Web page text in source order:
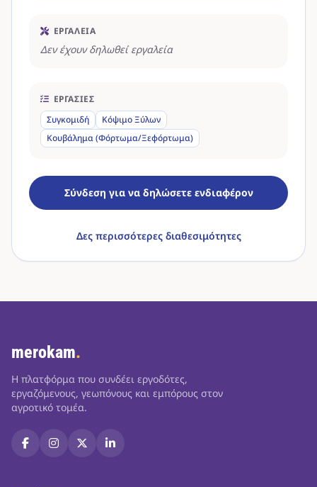
ΕΡΓΑΛΕΊΑ
Δεν έχουν δηλωθεί εργαλεία
ΕΡΓΑΣΊΕΣ
Συγκομιδή
Κόψιμο Ξύλων
Κουβάλημα (Φόρτωμα/Ξεφόρτωμα)
Σύνδεση για να δηλώσετε ενδιαφέρον
Δες περισσότερες διαθεσιμότητες
merokam.
Η πλατφόρμα που συνδέει εργοδότες,
εργαζόμενους, γεωπόνους και εμπόρους στον
αγροτικό τομέα.